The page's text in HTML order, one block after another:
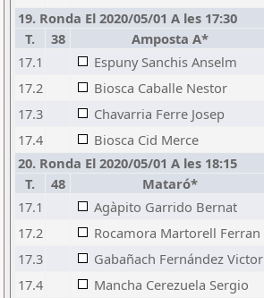
19. Ronda El 2020/05/01 A les 17:30
T.
38 Amposta A*
17.1
Espuny Sanchis Anselm
17.2
Biosca Caballe Nestor
17.3
Chavarria Ferre Josep
17.4
Biosca Cid Merce
20. Ronda El 2020/05/01 A les 18:15
T.
48 Mataró*
17.1
Agàpito Garrido Bernat
17.2
Rocamora Martorell Ferran
17.3
Gabañach Fernández Victor
17.4
Mancha Cerezuela Sergio